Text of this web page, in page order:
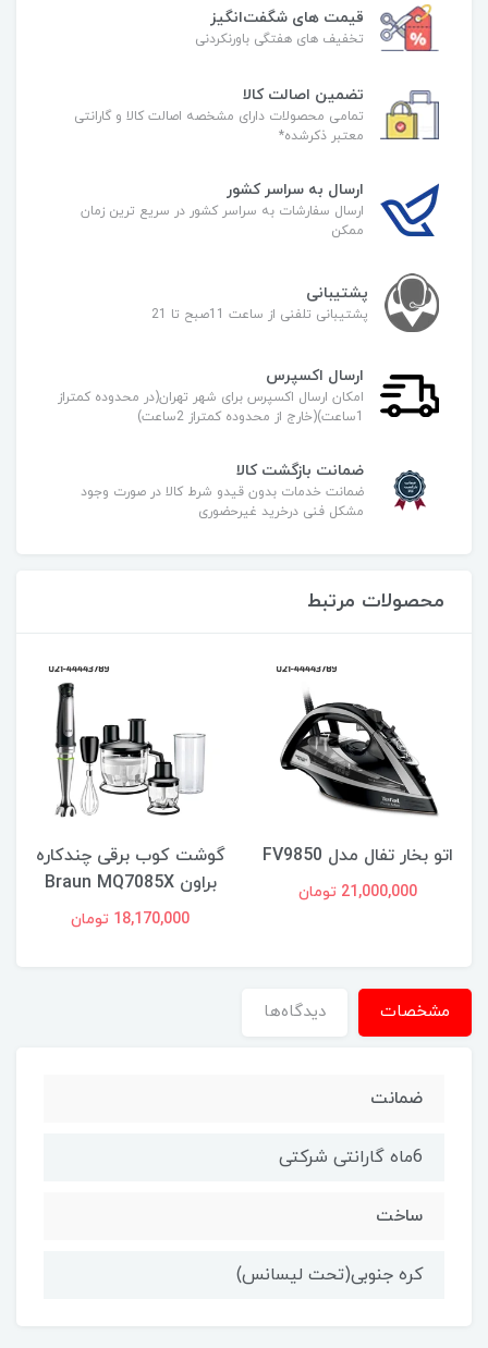
قیمت های شگفت‌انگیز
تخفیف های هفتگی باورنکردنی
تضمین اصالت کالا
تمامی محصولات دارای مشخصه اصالت کالا و گارانتی
معتبر ذکرشده*
ارسال به سراسر کشور
ارسال سفارشات به سراسر کشور در سریع ترین زمان
ممکن
پشتیبانی
پشتیبانی تلفنی از ساعت 11صبح تا 21
ارسال اکسپرس
امکان ارسال اکسپرس برای شهر تهران(در محدوده کمتراز
1ساعت)(خارج از محدوده کمتراز 2ساعت)
ضمانت بازگشت کالا
ضمانت خدمات بدون قیدو شرط کالا در صورت وجود
مشکل فنی درخرید غیرحضوری
محصولات مرتبط
اتو بخار تفال مدل FV9850
21,000,000 تومان
گوشت کوب برقی چندکاره
براون Braun MQ7085X
18,170,000 تومان
مشخصات دیدگاه‌ها
ضمانت
6ماه گارانتی شرکتی
ساخت
کره جنوبی(تحت لیسانس)